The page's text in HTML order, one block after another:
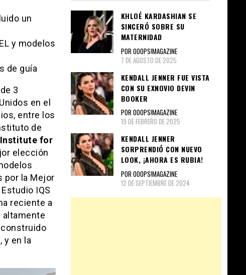
un
y modelos
de guía
3
en el
entre los
de
for
elección
por la Mejor
IQS
reciente a
altamente
y en la
KHLOÉ KARDASHIAN SE
SINCERÓ SOBRE SU
MATERNIDAD
POR OOOPS!MAGAZINE
7 DE AGOSTO DE 2025
KENDALL JENNER FUE VISTA
CON SU EXNOVIO DEVIN
BOOKER
POR OOOPS!MAGAZINE
19 DE FEBRERO DE 2025
KENDALL JENNER
SORPRENDIÓ CON NUEVO
LOOK, ¡AHORA ES RUBIA!
POR OOOPS!MAGAZINE
12 DE SEPTIEMBRE DE 2024